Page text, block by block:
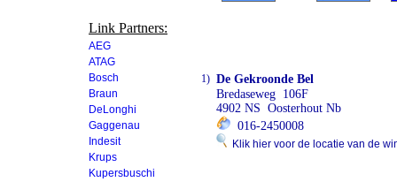
Link Partners:
AEG
ATAG
Bosch
Braun
DeLonghi
Gaggenau
Indesit
Krups
Kupersbuschi
1) De Gekroonde Bel
Bredaseweg 106F
4902 NS Oosterhout Nb
016-2450008
Klik hier voor de locatie van de